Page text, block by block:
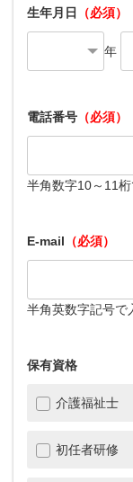
生年月日 （必須）
年
電話番号 （必須）
半角数字10～11桁
E-mail （必須）
半角英数字記号で
保有資格
介護福祉士
初任者研修